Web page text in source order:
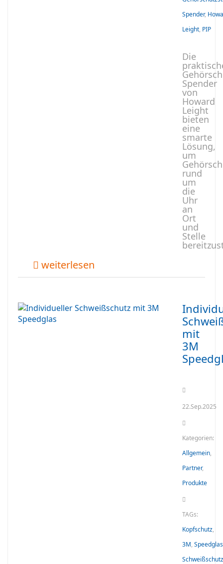
Spender,
Leight, PIP
Die
Spender
von
Howard
Leight
bieten
eine
smarte
Lösung,
um
rund
um
die
Uhr
an
Ort
und
Stelle
weiterlesen
mit
3M
22.Sep.2025
Kategorien:
Allgemein,
Partner,
Produkte
TAGs:
Kopfschutz,
3M, Speedglas
Schweißschutz